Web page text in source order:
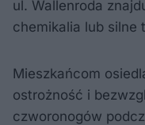
ul. Wallenroda
chemikalia lub silne
Mieszkańcom
ostrożność i
czworonogów